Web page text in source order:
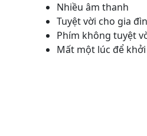
Nhiều âm thanh
Tuyệt vời cho gia
Phím không tuyệt
Mất một lúc để